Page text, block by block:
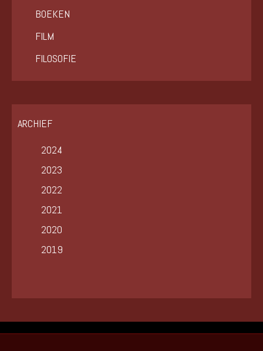
BOEKEN
FILM
FILOSOFIE
ARCHIEF
2024
2023
2022
2021
2020
2019